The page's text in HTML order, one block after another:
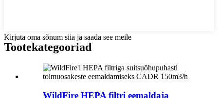
Kirjuta oma sõnum siia ja saada see meile
Tootekategooriad
WildFire HEPA filtri eemaldaja